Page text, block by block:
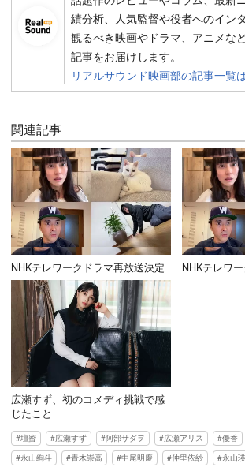
績分析、人気監督や役者へのイン
観るべき映画やドラマ、アニメな
記事をお届けします。
リアルサウンド映画部の記事一覧
関連記事
NHKテレワークドラマ再放送決定 NHKテレワ
広瀬すず、初のコメディ挑戦で感
じたこと
壇蜜 広瀬すず 阿部サダヲ 広瀬アリス 優香
永山絢斗
青木崇高 中尾明慶 仲里依紗
永山